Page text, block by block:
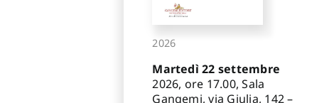
2026
Martedì 22 settembre
2026, ore 17.00, Sala
Gangemi, via Giulia, 142 –